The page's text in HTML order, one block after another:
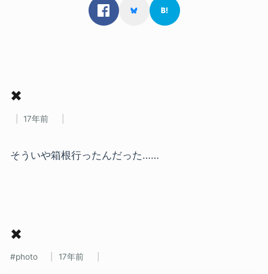
✖
17年前
そういや箱根行ったんだった……
✖
photo 17年前